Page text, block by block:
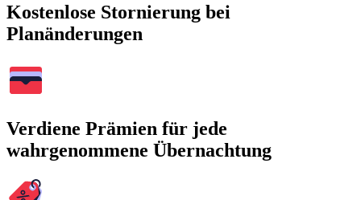
Kostenlose Stornierung bei
Planänderungen
Verdiene Prämien für jede
wahrgenommene Übernachtung